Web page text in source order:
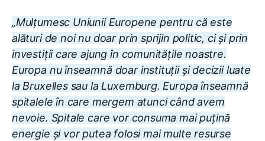
„Mulțumesc Uniunii Europene pentru că este
alături de noi nu doar prin sprijin politic, ci și prin
investiții care ajung în comunitățile noastre.
Europa nu înseamnă doar instituții și decizii luate
la Bruxelles sau la Luxemburg. Europa înseamnă
spitalele în care mergem atunci când avem
nevoie. Spitale care vor consuma mai puțină
energie și vor putea folosi mai multe resurse